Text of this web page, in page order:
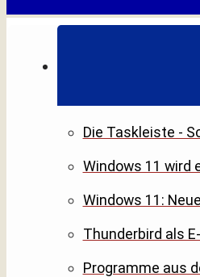
Die Taskleiste -
Windows 11 wird
Windows 11:
Thunderbird als
Programme aus